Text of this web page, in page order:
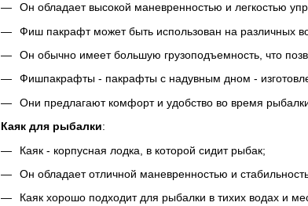
Он обладает высокой маневренностью и легкостью
Фиш пакрафт может быть использован на различных
Он обычно имеет большую грузоподъемность, что
Фишпакрафты - пакрафты с надувным дном -
Они предлагают комфорт и удобство во время
Каяк для рыбалки:
Каяк - корпусная лодка, в которой сидит рыбак;
Он обладает отличной маневренностью и
Каяк хорошо подходит для рыбалки в тихих водах и